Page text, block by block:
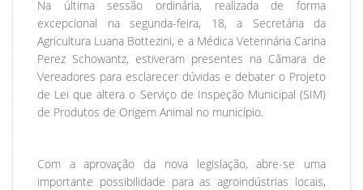
Na última sessão ordinária, realizada de forma
excepcional na segunda-feira, 18, a Secretária da
Agricultura Luana Bottezini, e a Médica Veterinária Carina
Perez Schowantz, estiveram presentes na Câmara de
Vereadores para esclarecer dúvidas e debater o Projeto
de Lei que altera o Serviço de Inspeção Municipal (SIM)
de Produtos de Origem Animal no município.
Com a aprovação da nova legislação, abre-se uma
importante possibilidade para as agroindústrias locais,